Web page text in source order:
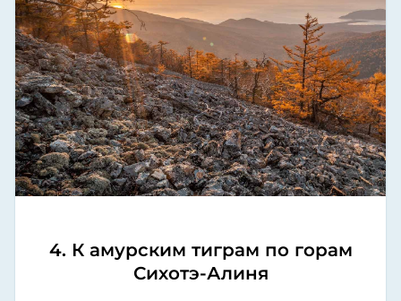
4. К амурским тиграм по горам
Сихотэ-Алиня